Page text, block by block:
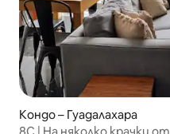
Кондо – Гуадалахара